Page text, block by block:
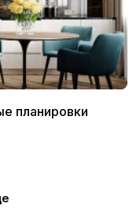
планировки